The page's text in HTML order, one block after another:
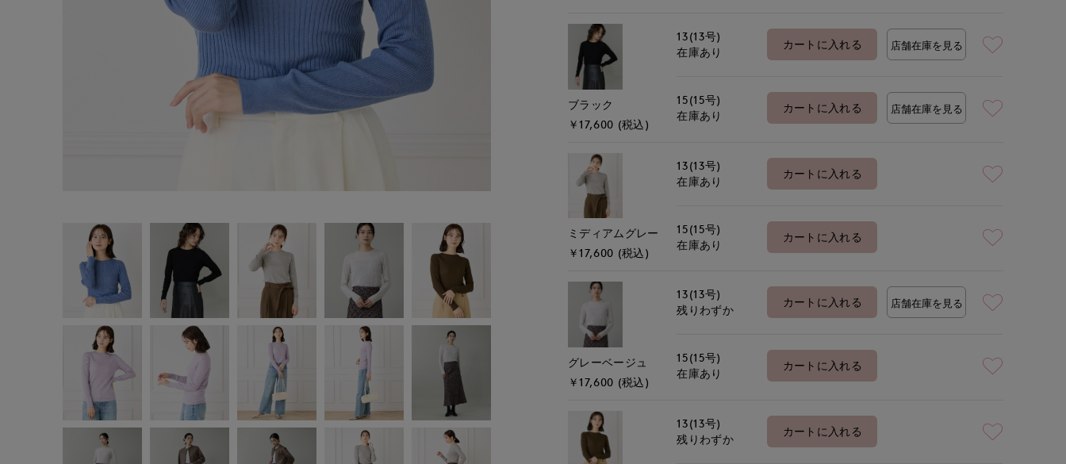
ブラック
￥17,600 (税込)
13(13号)
在庫あり
カートに入れる 店舗在庫を見る
15(15号)
在庫あり
カートに入れる 店舗在庫を見る
ミディアムグレー
￥17,600 (税込)
13(13号)
在庫あり
カートに入れる
15(15号)
在庫あり
カートに入れる
グレーベージュ
￥17,600 (税込)
13(13号)
残りわずか
カートに入れる 店舗在庫を見る
15(15号)
在庫あり
カートに入れる
13(13号)
残りわずか
カートに入れる